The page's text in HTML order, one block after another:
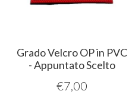
Grado Velcro OP in PVC
- Appuntato Scelto
€7,00